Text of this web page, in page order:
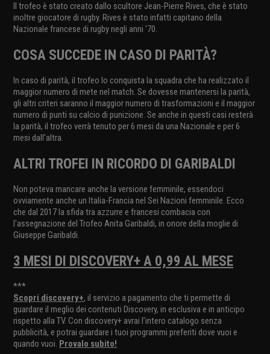
Il trofeo è stato creato dallo scultore Jean-Pierre Rives, che è stato
inoltre giocatore di rugby. Rives è stato infatti capitano della
Nazionale francese di rugby negli anni '70.
COSA SUCCEDE IN CASO DI PARITÀ?
In caso di parità, il trofeo lo conquista la squadra che ha realizzato il
maggior numero di mete nel match. Se dovesse mantenersi la parità,
gli altri criteri saranno il maggior numero di trasformazioni e il maggior
numero di punti su calcio di punizione. Se anche in questi casi resterà
la parità, il trofeo verrà tenuto per 6 mesi da una Nazionale e per 6
mesi dall'altra.
ALTRI TROFEI IN RICORDO DI GARIBALDI
Non poteva mancare anche la versione femminile, essendoci
ovviamente anche un Italia-Francia nel Sei Nazioni femminile. Ecco
che dal 2017 la sfida tra azzurre e francesi combacia con
l'assegnazione del Trofeo Anita Garibaldi, in onore della moglie di
Giuseppe Garibaldi.
3 MESI DI DISCOVERY+ A 0,99 AL MESE
***
Scopri discovery+, il servizio a pagamento che ti permette di
guardare il meglio dei contenuti Discovery, in esclusiva e in anticipo
rispetto alla TV. Con discovery+ avrai l’intero catalogo senza
pubblicità, e potrai guardare i tuoi programmi preferiti dove vuoi e
quando vuoi. Provalo subito!